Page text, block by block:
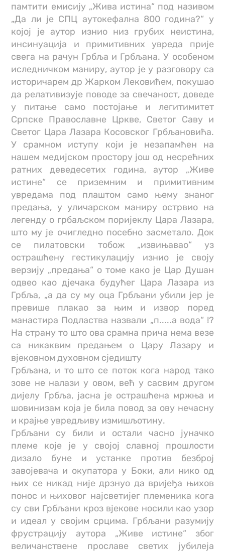
памтити емисију „Жива истина“ под називом
„Да ли је СПЦ аутокефална 800 година?“ у
којој је аутор изнио низ грубих неистина,
инсинуација и примитивних увреда прије
свега на рачун Грбља и Грбљана. У особеном
иследничком маниру, аутор је у разговору са
историчарем др Жарком Лековићем, покушао
да релативизује поводе за свечаност, доведе
у питање само постојање и легитимитет
Српске Православне Цркве, Светог Саву и
Светог Цара Лазара Косовског Грбљановића.
У срамном иступу који је незапамћен на
нашем медијском простору још од несрећних
ратних деведесетих година, аутор „Живе
истине“ се приземним и примитивним
увредама под плаштом само њему знаног
предања, у уличарском маниру острвио на
легенду о грбаљском поријеклу Цара Лазара,
што му је очигледно посебно засметало. Док
се пилатовски тобож „извињавао“ уз
острашћену гестикулацију изнио је своју
верзију „предања“ о томе како је Цар Душан
одвео као дјечака будућег Цара Лазара из
Грбља, „а да су му оца Грбљани убили јер је
превише плакао за њим и извор поред
манастира Подластва назвали „п.....а вода“ !?
На страну то што ова срамна прича нема везе
са никаквим предањем о Цару Лазару и
вјековном духовном сједишту
Грбљана, и то што се поток кога народ тако
зове не налази у овом, већ у сасвим другом
дијелу Грбља, јасна је острашћена мржња и
шовинизам која је била повод за ову нечасну
и крајње увредљиву измишљотину.
Грбљани су били и остали часно јуначко
племе које је у својој славној прошлости
дизало буне и устанке против безброј
завојевача и окупатора у Боки, али нико од
њих се никад није дрзнуо да вријеђа њихов
понос и њиховог најсветијег племеника кога
су сви Грбљани кроз вјекове носили као узор
и идеал у својим срцима. Грбљани разумију
фрустрацију аутора „Живе истине“ због
величанствене прославе светих јубилеја